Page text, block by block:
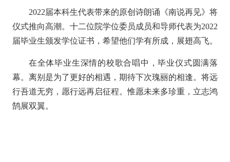
2022届本科生代表带来的原创诗朗诵《南说再见》将
仪式推向高潮。十二位院学位委员成员和导师代表为2022
届毕业生颁发学位证书，希望他们学有所成，展翅高飞。
在全体毕业生深情的校歌合唱中，毕业仪式圆满落
幕。离别是为了更好的相遇，期待下次瑰丽的相逢。将远
行吾道无穷，愿行远再启征程。惟愿未来多珍重，立志鸿
鹄展双翼。